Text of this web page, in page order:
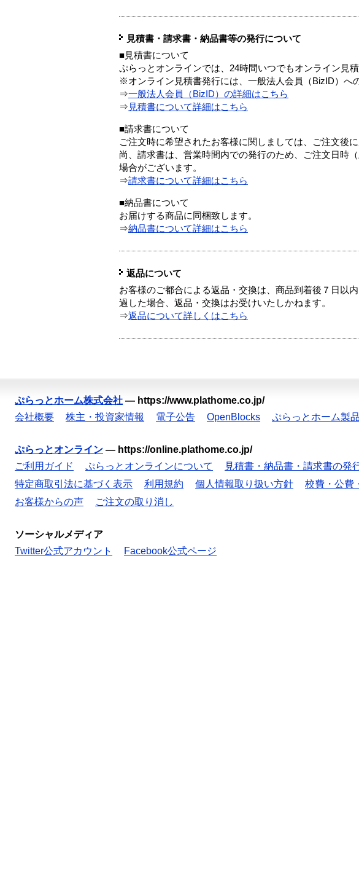
見積書・請求書・納品書等の発行について
■見積書について
ぷらっとオンラインでは、24時間いつでもオンライン見
※オンライン見積書発行には、一般法人会員（BizID）へ
⇒一般法人会員（BizID）の詳細はこちら
⇒ 見積書について詳細はこちら
■請求書について
ご注文時に希望されたお客様に関しましては、ご注文後
尚、請求書は、営業時間内での発行のため、ご注文日時
場合がございます。
⇒請求書について詳細はこちら
■納品書について
お届けする商品に同梱致します。
⇒納品書について詳細はこちら
返品について
お客様のご都合による返品・交換は、商品到着後７日以
過した場合、返品・交換はお受けいたしかねます。
⇒返品について詳しくはこちら
ぷらっとホーム株式会社 — https://www.plathome.co.jp/
会社概要
株主・投資家情報 電子公告 OpenBlocks ぷらっとホーム製品
ぷらっとオンライン — https://online.plathome.co.jp/
ご利用ガイド
ぷらっとオンラインについて 見積書・納品書・請求書の発
特定商取引法に基づく表示
利用規約 個人情報取り扱い方針 校費・公費
お客様からの声
ご注文の取り消し
ソーシャルメディア
Twitter公式アカウント
Facebook公式ページ